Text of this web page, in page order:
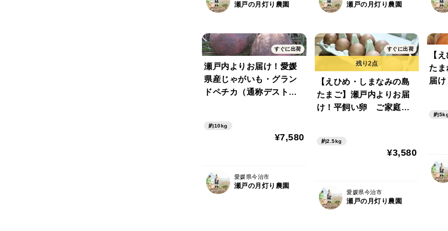
瀬戸の月灯り農園 瀬戸の月灯り農園
すぐに出荷
瀬戸内よりお届け！愛媛
県産じゃがいも・グラン
ドペチカ（通称デストロ
家庭用】粘り気のあるし
っとりとした食感とほど
約10kg
¥7,580
愛媛県今治市
瀬戸の月灯り農園
すぐに出荷
【えひめ・しまなみの島
たまご】瀬戸内よりお届
け！平飼い卵 ご家庭用
らしているニワトリの育
約2.5kg
¥3,580
愛媛県今治市
瀬戸の月灯り農園
【
たま
届
で
良
約